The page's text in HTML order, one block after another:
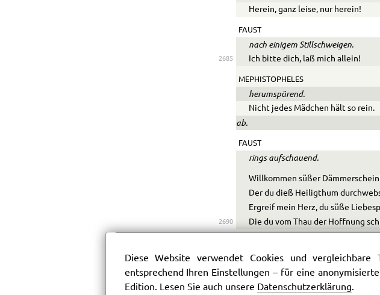
Herein, ganz leise, nur herein!
FAUST
nach einigem Stillschweigen.
2685 Ich bitte dich, laß mich allein!
MEPHISTOPHELES
herumspürend.
Nicht jedes Mädchen hält so rein.
ab.
FAUST
rings aufschauend.
Willkommen süßer
Der du dieß Heiligthum
Ergreif mein Herz, du süße
2690
Die du vom Thau der Hoffnung
In dieser Armuth welche Fülle!
In diesem Kerker welche Seligkeit!
Diese Website verwendet Cookies und
entsprechend Ihren Einstellungen – für eine
Edition. Lesen Sie auch unsere Datenschutzerklärung.